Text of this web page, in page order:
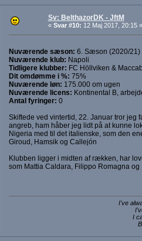
Sv: BelthazorDK - JftM
« Svar #10: 12 Maj 2017, 20:15 »
Nuværende sæson: 6. Sæson (2020/21)
Nuværende klub: Napoli
Tidligere klubber: FC Höllviken &
Dit omdømme i %: 75%
Nuværende løn: 175.000 om ugen
Nuværende licens: Kontinental B,
Antal fyringer: 0
Skiftede ved vintertid, 22. Januar tror jeg
angreb, ham håber jeg lidt på at kunne
Nigeria med til det italienske, som den
Giroud, Hamsik og Callejón
Klubben ligger i midten af rækken, har
som Mattia Caldara, Filippo Romagna
I've
I